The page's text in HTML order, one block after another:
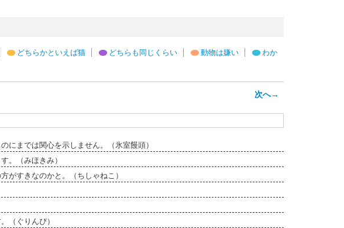
どちらかといえば猫 どちらも同じくらい 動物は嫌い
わか
次へ→
にまでは関心を示しません。（氷室饅頭）
。（みほきみ）
がすきなのかと。（ちしゃねこ）
（ぐりんぴ）